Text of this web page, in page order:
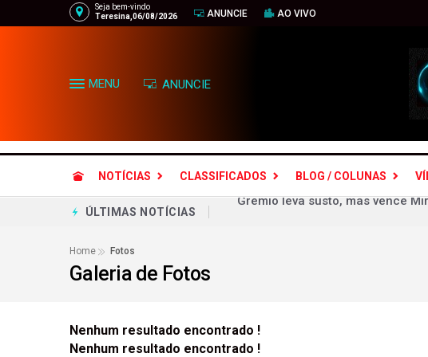
Seja bem-vindo
Teresina,06/08/2026
ANUNCIE AO VIVO
MENU ANUNCIE
NOTÍCIAS CLASSIFICADOS BLOG / COLUNAS
ÚLTIMAS NOTÍCIAS
Cruzeiro faz 2 a 0 na
Escolha de Gaspar para vice de
Home Fotos
Galeria de Fotos
Nenhum resultado encontrado !
Nenhum resultado encontrado !